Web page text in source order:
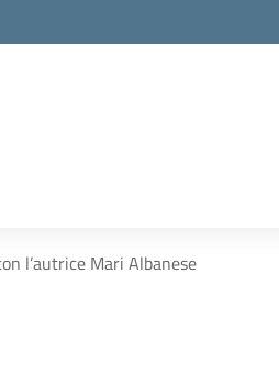
l’autrice Mari Albanese